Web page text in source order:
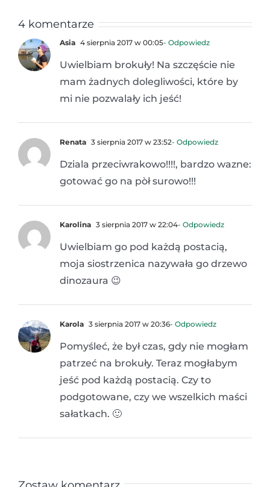
4 komentarze
Asia 4 sierpnia 2017 w 00:05- Odpowiedz
Uwielbiam brokuły! Na szczęście nie
mam żadnych dolegliwości, które by
mi nie pozwalały ich jeść!
Renata 3 sierpnia 2017 w 23:52- Odpowiedz
Dziala przeciwrakowo!!!!, bardzo wazne:
gotować go na pòł surowo!!!
Karolina 3 sierpnia 2017 w 22:04- Odpowiedz
Uwielbiam go pod każdą postacią,
moja siostrzenica nazywała go drzewo
dinozaura 😉
Karola 3 sierpnia 2017 w 20:36- Odpowiedz
Pomyśleć, że był czas, gdy nie mogłam
patrzeć na brokuły. Teraz mogłabym
jeść pod każdą postacią. Czy to
podgotowane, czy we wszelkich maści
sałatkach. 🙂